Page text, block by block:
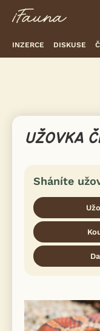
INZERCE DISKUSE
UŽOVKA
Sháníte